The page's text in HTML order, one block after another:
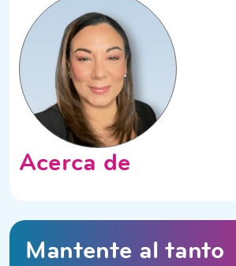
Acerca de
Mantente al tanto